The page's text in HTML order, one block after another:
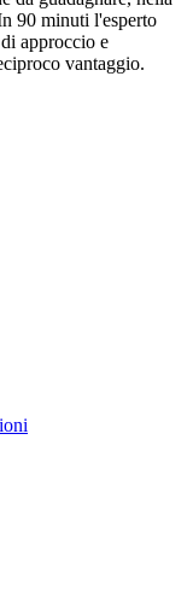
90 minuti l'esperto
approccio e
vantaggio.